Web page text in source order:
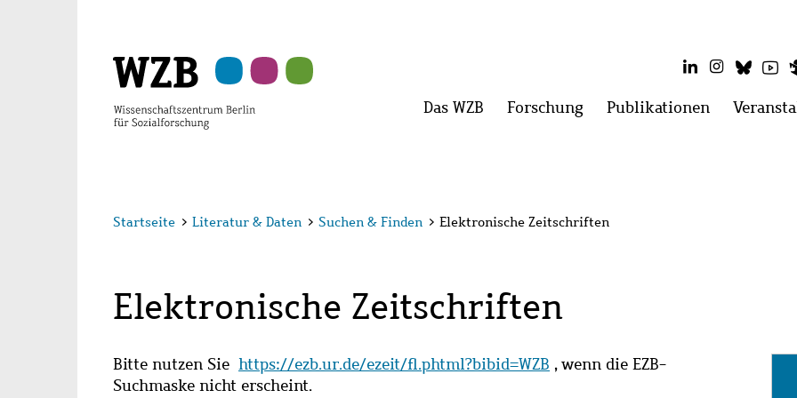
LinkedInInstagram
Hauptmenü
Das WZB Menü
Forschung Menü
Publikationen Menü
Startseite > Literatur & Daten > Suchen & Finden > Elektronische Zeitschriften
Elektronische Zeitschriften
Bitte nutzen Sie https://ezb.ur.de/ezeit/fl.phtml?bibid=WZB , wenn die EZB-
Suchmaske nicht erscheint.